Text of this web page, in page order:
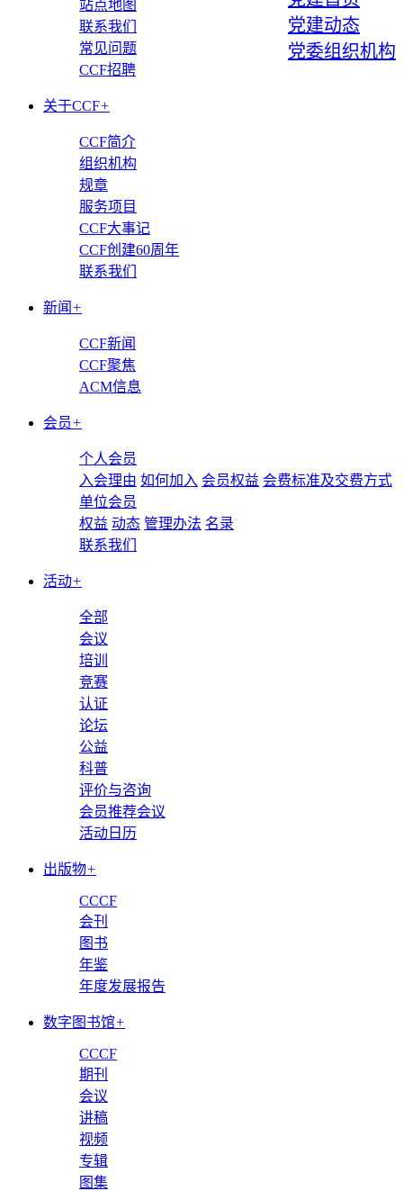
党建动态
党委组织机构
站点地图
联系我们
常见问题
CCF招聘
关于CCF+
CCF简介
组织机构
规章
服务项目
CCF大事记
CCF创建60周年
联系我们
新闻 +
CCF新闻
CCF聚焦
ACM信息
会员+
个人会员
入会理由 如何加入 会员权益 会费标准及交费方式
单位会员
权益 动态 管理办法 名录
联系我们
活动+
全部
会议
培训
竞赛
认证
论坛
公益
科普
评价与咨询
会员推荐会议
活动日历
出版物+
CCCF
会刊
图书
年鉴
年度发展报告
数字图书馆+
CCCF
期刊
会议
讲稿
视频
专辑
图集